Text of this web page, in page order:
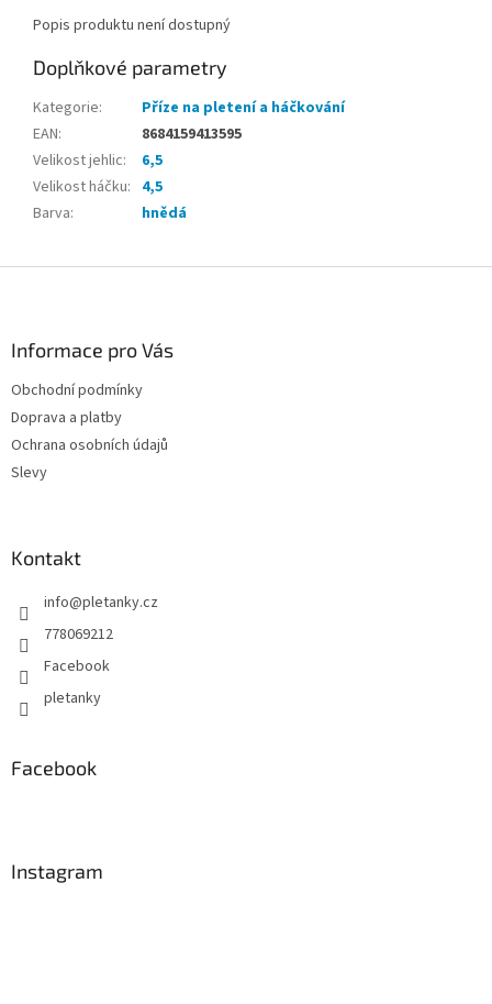
Popis produktu není dostupný
Doplňkové parametry
Kategorie:
Příze na pletení a háčkování
EAN:
8684159413595
Velikost jehlic:
6,5
Velikost háčku: 4,5
Barva: hnědá
Informace pro Vás
Obchodní podmínky
Doprava a platby
Ochrana osobních údajů
Slevy
Kontakt
info@pletanky.cz
778069212
Facebook
pletanky
Facebook
Instagram